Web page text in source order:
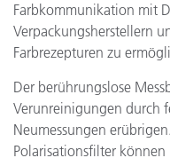
Farbkommunikation mit
Verpackungsherstellern
Farbrezepturen zu
Der berührungslose
Verunreinigungen durch
Neumessungen
Polarisationsfilter